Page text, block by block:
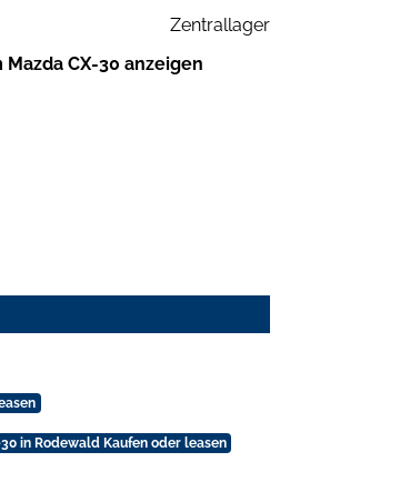
Zentrallager
Mazda CX-30 anzeigen
in Rodewald Kaufen oder leasen